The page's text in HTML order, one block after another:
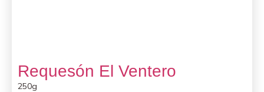
Requesón El Ventero
250g